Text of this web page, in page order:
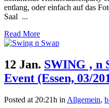
entlang, oder einfach auf das
Saal ...
Read More
12 Jan. SWING ‚ n
Event (Essen, 03/
Posted at 20:21h in Allgemein,